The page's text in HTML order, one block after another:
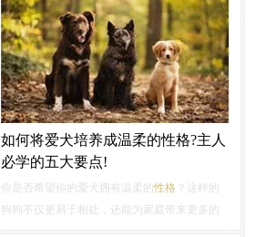
体型修长苗条，走起路来宛如一位高贵的公
主。...
如何将爱犬培养成温柔的性格?主人
必学的五大要点!
你是否希望你的爱犬拥有温柔的性格 ？这样的
狗狗不仅更易于相处，还能为家庭带来更多的